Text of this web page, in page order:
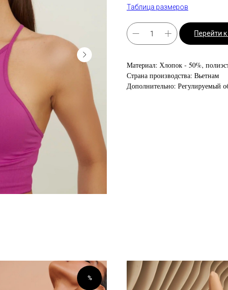
Таблица размеров
Перейти
Материал: Хлопок - 50%,
Страна производства: Вьетнам
Дополнительно: Регулируемый
%